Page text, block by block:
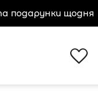
подарунки щодня